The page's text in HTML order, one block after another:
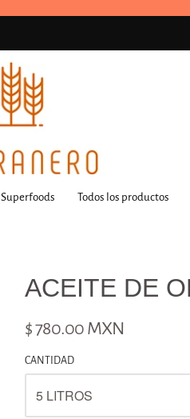
Superfoods Todos los productos
ACEITE DE
$ 780.00 MXN
CANTIDAD